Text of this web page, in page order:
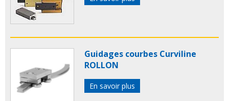
Guidages courbes Curviline
ROLLON
En savoir plus